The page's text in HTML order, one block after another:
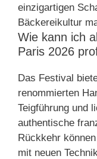
einzigartigen
Bäckereikultur
Wie kann ich
Paris 2026
Das Festival
renommierten
Teigführung und
authentische
Rückkehr
mit neuen